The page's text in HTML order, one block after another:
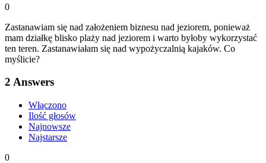
0
Zastanawiam się nad założeniem biznesu nad jeziorem, ponieważ
mam działkę blisko plaży nad jeziorem i warto byłoby wykorzystać
ten teren. Zastanawiałam się nad wypożyczalnią kajaków. Co
myślicie?
2 Answers
Włączono
Ilość głosów
Najnowsze
Najstarsze
0